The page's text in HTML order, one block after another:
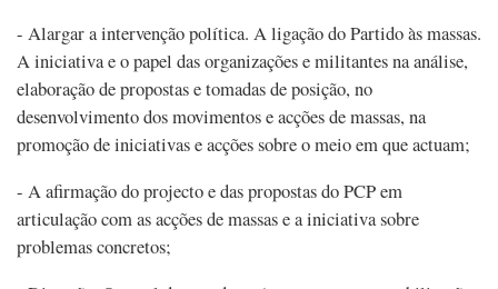
- Alargar a intervenção política. A ligação do Partido às massas.
A iniciativa e o papel das organizações e militantes na análise,
elaboração de propostas e tomadas de posição, no
desenvolvimento dos movimentos e acções de massas, na
promoção de iniciativas e acções sobre o meio em que actuam;
- A afirmação do projecto e das propostas do PCP em
articulação com as acções de massas e a iniciativa sobre
problemas concretos;